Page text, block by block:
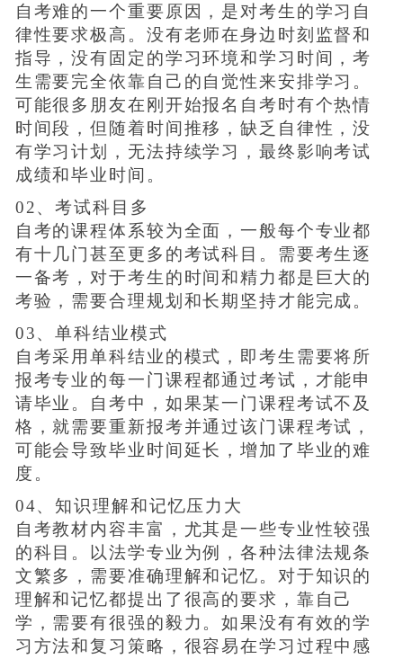
自考难的一个重要原因，是对考生的学习自
律性要求极高。没有老师在身边时刻监督和
指导，没有固定的学习环境和学习时间，考
生需要完全依靠自己的自觉性来安排学习。
可能很多朋友在刚开始报名自考时有个热情
时间段，但随着时间推移，缺乏自律性，没
有学习计划，无法持续学习，最终影响考试
成绩和毕业时间。
02、考试科目多
自考的课程体系较为全面，一般每个专业都
有十几门甚至更多的考试科目。需要考生逐
一备考，对于考生的时间和精力都是巨大的
考验，需要合理规划和长期坚持才能完成。
03、单科结业模式
自考采用单科结业的模式，即考生需要将所
报考专业的每一门课程都通过考试，才能申
请毕业。自考中，如果某一门课程考试不及
格，就需要重新报考并通过该门课程考试，
可能会导致毕业时间延长，增加了毕业的难
度。
04、知识理解和记忆压力大
自考教材内容丰富，尤其是一些专业性较强
的科目。以法学专业为例，各种法律法规条
文繁多，需要准确理解和记忆。对于知识的
理解和记忆都提出了很高的要求，靠自己
学，需要有很强的毅力。如果没有有效的学
习方法和复习策略，很容易在学习过程中感